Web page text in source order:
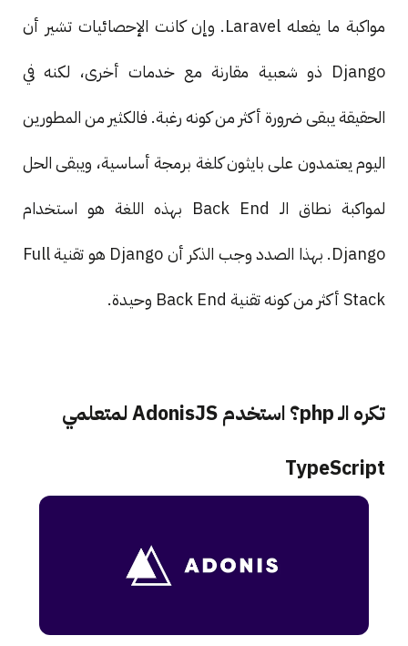
مواكبة ما يفعله Laravel. وإن كانت الإحصائيات تشير أن
Django ذو شعبية مقارنة مع خدمات أخرى، لكنه في
الحقيقة يبقى ضرورة أكثر من كونه رغبة. فالكثير من المطورين
اليوم يعتمدون على بايثون كلغة برمجة أساسية، ويبقى الحل
لمواكبة نطاق الـ Back End بهذه اللغة هو استخدام
Django. بهذا الصدد وجب الذكر أن Django هو تقنية Full
Stack أكثر من كونه تقنية Back End وحيدة.
تكره الـ php؟ استخدم AdonisJS لمتعلمي
TypeScript